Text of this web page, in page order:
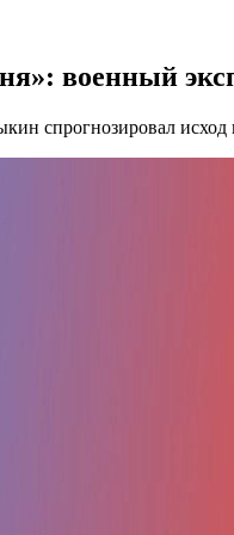
военный
спрогнозировал исход